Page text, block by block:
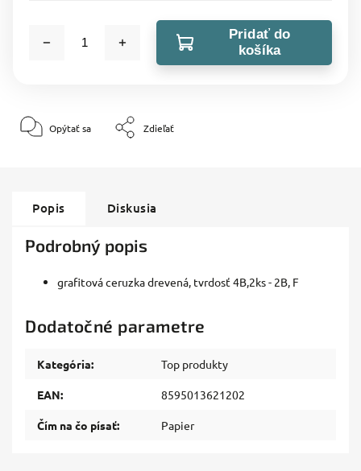
Pridať do
košíka
Opýtať sa Zdieľať
Popis Diskusia
Podrobný popis
grafitová ceruzka drevená, tvrdosť 4B,2ks - 2B, F
Dodatočné parametre
Kategória: Top produkty
EAN: 8595013621202
Čím na čo písať: Papier